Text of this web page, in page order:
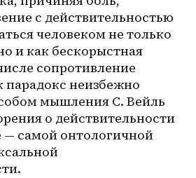
с действительностью
человеком не только
и как бескорыстная
сопротивление
неизбежно
мышления С. Вейль
о действительности
— самой онтологичной